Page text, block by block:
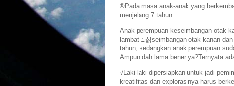
®Pada masa anak-anak yang
menjelang 7 tahun.
Anak perempuan keseimbangan otak
lambat.ߑ싥seimbangan otak kanan dan kiri pada anak laki-laki baru tercapai sempurna di usia 18
tahun, sedangkan anak perempuan
Ampun dah lama bener ya?Ternyata
√Laki-laki dipersiapkan untuk jadi
kreatifitas dan explorasinya harus